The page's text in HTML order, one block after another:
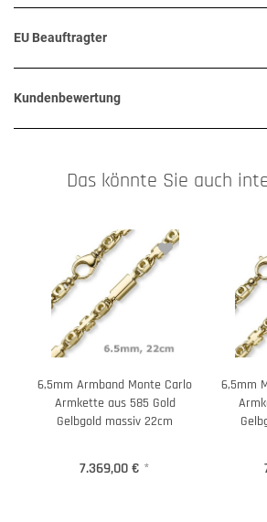
EU Beauftragter
Kundenbewertung
Das könnte Sie auch
6,5mm Armband Monte Carlo
Armkette aus 585 Gold
Gelbgold massiv 22cm
7.369,00 € *
6,5mm